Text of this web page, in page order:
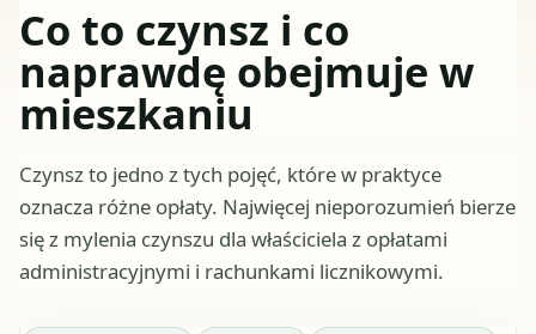
Co to czynsz i co
naprawdę obejmuje w
mieszkaniu
Czynsz to jedno z tych pojęć, które w praktyce
oznacza różne opłaty. Najwięcej nieporozumień bierze
się z mylenia czynszu dla właściciela z opłatami
administracyjnymi i rachunkami licznikowymi.